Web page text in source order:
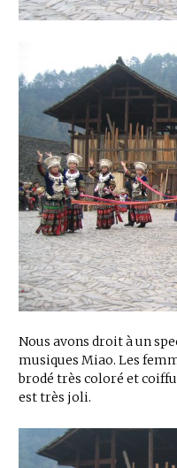
Nous avons droit à un
musiques Miao. Les
brodé très coloré et
est très joli.